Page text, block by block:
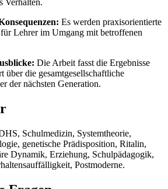
Verhalten.
Es werden praxisorientierte
Lehrer im Umgang mit betroffenen
Die Arbeit fasst die Ergebnisse
über die gesamtgesellschaftliche
der nächsten Generation.
Schulmedizin, Systemtheorie,
genetische Prädisposition, Ritalin,
Dynamik, Erziehung, Schulpädagogik,
Postmoderne.